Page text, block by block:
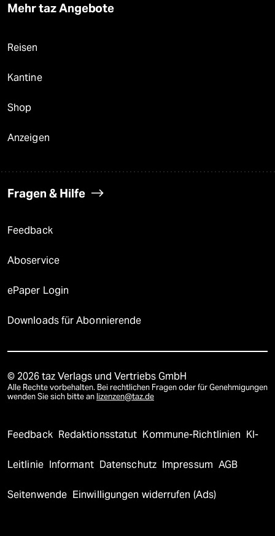
Mehr taz Angebote
Reisen
Kantine
Shop
Anzeigen
Fragen & Hilfe
Feedback
Aboservice
ePaper Login
Downloads für Abonnierende
© 2026 taz Verlags und Vertriebs GmbH
Alle Rechte vorbehalten. Bei rechtlichen Fragen oder für Genehmigungen
wenden Sie sich bitte an lizenzen@taz.de
Feedback Redaktionsstatut Kommune-Richtlinien KI-
Leitlinie Informant Datenschutz Impressum AGB
Seitenwende Einwilligungen widerrufen (Ads)